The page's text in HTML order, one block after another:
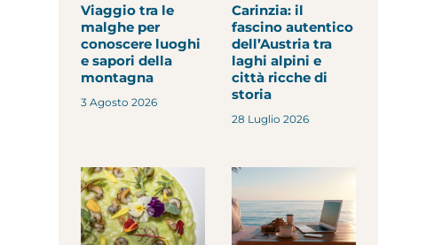
Viaggio tra le
malghe per
conoscere luoghi
e sapori della
montagna
3 Agosto 2026
Carinzia: il
fascino autentico
dell’Austria tra
laghi alpini e
città ricche di
storia
28 Luglio 2026